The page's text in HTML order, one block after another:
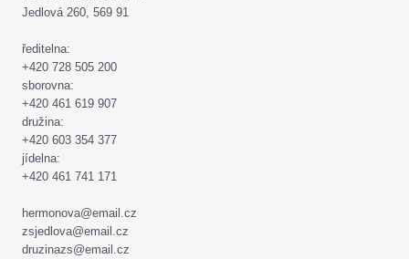
Jedlová 260, 569 91
ředitelna:
+420 728 505 200
sborovna:
+420 461 619 907
družina:
+420 603 354 377
jídelna:
+420 461 741 171
hermonova@email.cz
zsjedlova@email.cz
druzinazs@email.cz